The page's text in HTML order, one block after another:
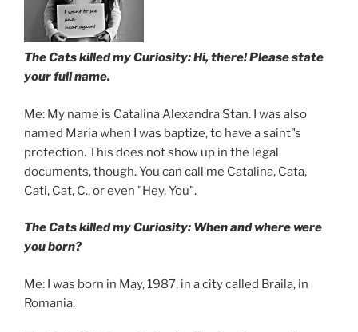
The Cats killed my Curiosity: Hi, there! Please state
your full name.
Me: My name is Catalina Alexandra Stan. I was also
named Maria when I was baptize, to have a saint"s
protection. This does not show up in the legal
documents, though. You can call me Catalina, Cata,
Cati, Cat, C., or even "Hey, You".
The Cats killed my Curiosity: When and where were
you born?
Me: I was born in May, 1987, in a city called Braila, in
Romania.